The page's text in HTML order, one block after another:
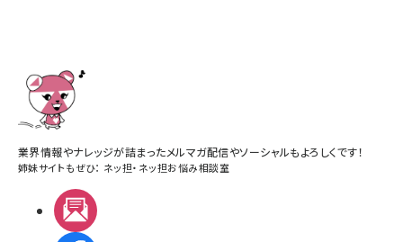
業界情報やナレッジが詰まったメルマガ配信やソーシャルもよろしくです！
姉妹サイトもぜひ： ネッ担・ ネッ担お悩み相談室